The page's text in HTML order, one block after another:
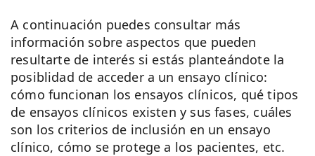
A continuación puedes consultar más
información sobre aspectos que pueden
resultarte de interés si estás planteándote la
posiblidad de acceder a un ensayo clínico:
cómo funcionan los ensayos clínicos, qué tipos
de ensayos clínicos existen y sus fases, cuáles
son los criterios de inclusión en un ensayo
clínico, cómo se protege a los pacientes, etc.